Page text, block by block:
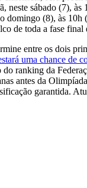
neste sábado (7),
domingo (8), às 10h
de toda a fase final
entre os dois
uma chance de
do ranking da
antes da
garantida.